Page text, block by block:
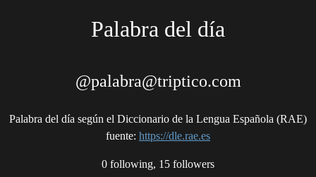
Palabra del día
@palabra@triptico.com
Palabra del día según el Diccionario de la Lengua Española (RAE)
fuente: https://dle.rae.es
0 following, 15 followers